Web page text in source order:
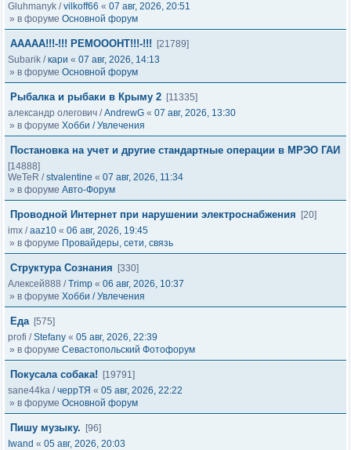
Gluhmanyk /vilkoff66 « 07 авг, 2026, 20:51
» в форуме Основной форум
ААААА!!!-!!! РЕМОООНТ!!!-!!!
[21789]
Subarik /кари « 07 авг, 2026, 14:13
» в форуме Основной форум
Рыбалка и рыбаки в Крыму 2 [11335]
александр олегович /AndrewG « 07 авг, 2026, 13:30
» в форуме Хобби / Увлечения
Постановка на учет и другие стандартные операции в МРЭО ГАИ
[14888]
WeTeR /stvalentine « 07 авг, 2026, 11:34
» в форуме Авто-Форум
Проводной Интернет при нарушении электроснабжения
[20]
imx /aaz10 « 06 авг, 2026, 19:45
» в форуме Провайдеры, сети, связь
Структура Сознания
[330]
Алексей888 /Trimp « 06 авг, 2026, 10:37
» в форуме Хобби / Увлечения
Еда [575]
profi /Stefany « 05 авг, 2026, 22:39
» в форуме Севастопольский Фотофорум
Покусала собака!
[19791]
sane44ka /черрТЯ « 05 авг, 2026, 22:22
» в форуме Основной форум
Пишу музыку.
[96]
Iwand « 05 авг, 2026, 20:03